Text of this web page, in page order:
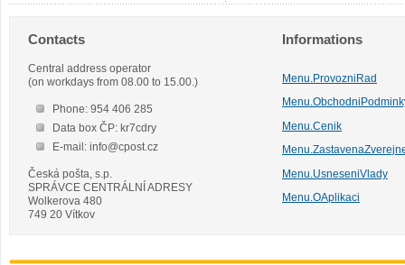
Contacts
Central address operator
(on workdays from 08.00 to 15.00.)
Phone: 954 406 285
Data box ČP: kr7cdry
E-mail: info@cpost.cz
Česká pošta, s.p.
SPRÁVCE CENTRÁLNÍ ADRESY
Wolkerova 480
749 20 Vítkov
Informations
Menu.ProvozniRad
Menu.Cenik
Menu.UsneseniVlady
Menu.OAplikaci